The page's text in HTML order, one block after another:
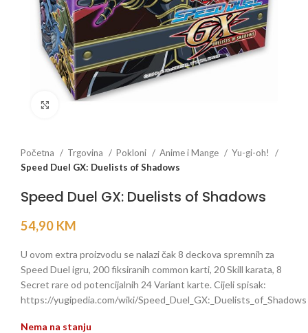
Click to enlarge
Početna Trgovina Pokloni Anime i Mange
Yu-gi-oh!
Speed Duel GX: Duelists of Shadows
Speed Duel GX: Duelists of Shadows
54,90 KM
U ovom extra proizvodu se nalazi čak 8 deckova spremnih za
Speed Duel igru, 200 fiksiranih common karti, 20 Skill karata, 8
Secret rare od potencijalnih 24 Variant karte. Cijeli spisak:
https://yugipedia.com/wiki/Speed_Duel_GX:_Duelists_of_Shadows
Nema na stanju